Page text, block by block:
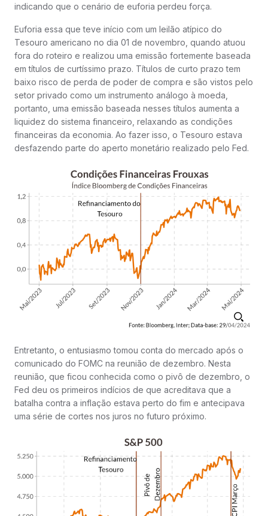
indicando que o cenário de euforia perdeu força.
Euforia essa que teve início com um leilão atípico do
Tesouro americano no dia 01 de novembro, quando atuou
fora do roteiro e realizou uma emissão fortemente baseada
em títulos de curtíssimo prazo. Títulos de curto prazo tem
baixo risco de perda de poder de compra e são vistos pelo
setor privado como um instrumento análogo à moeda,
portanto, uma emissão baseada nesses títulos aumenta a
liquidez do sistema financeiro, relaxando as condições
financeiras da economia. Ao fazer isso, o Tesouro estava
desfazendo parte do aperto monetário realizado pelo Fed.
Entretanto, o entusiasmo tomou conta do mercado após o
comunicado do FOMC na reunião de dezembro. Nesta
reunião, que ficou conhecida como o pivô de dezembro, o
Fed deu os primeiros indícios de que acreditava que a
batalha contra a inflação estava perto do fim e antecipava
uma série de cortes nos juros no futuro próximo.